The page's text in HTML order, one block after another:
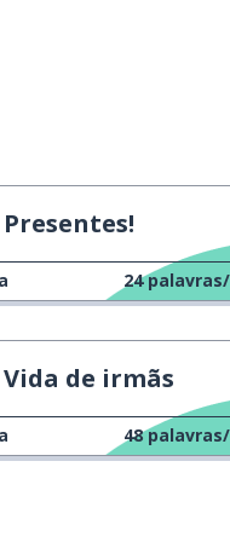
Presentes!
24
Vida de irmãs
48